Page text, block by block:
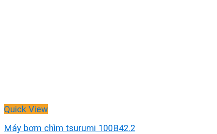
Quick View
Máy bơm chìm tsurumi 100B42.2